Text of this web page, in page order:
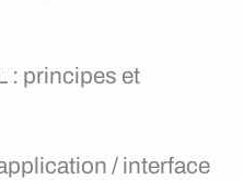
: principes et
/ interface